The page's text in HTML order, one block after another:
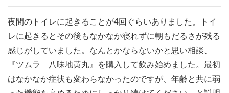
夜間のトイレに起きることが4回ぐらいありました。トイ
レに起きるとその後もなかなか寝れずに朝もだるさが残る
感じがしていました。なんとかならないかと思い相談、
『ツムラ 八味地黄丸』を購入して飲み始めました。最初
はなかなか症状も変わらなかったのですが、年齢と共に弱